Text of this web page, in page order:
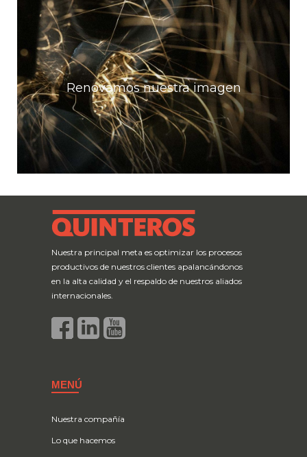
Renovamos nuestra imagen
Renovamos nuestra imagen
Queremos invitarlo a que comparta con nosotros
el éxito de nuestra nueva imagen. Nuestra marca y
nuestro stand en Expopartes fue publicado en la
revista más importante del sector […]
Leer mas
Nuestra principal meta es optimizar los procesos
productivos de nuestros clientes apalancándonos
en la alta calidad y el respaldo de nuestros aliados
internacionales.
MENÚ
Nuestra compañía
Lo que hacemos